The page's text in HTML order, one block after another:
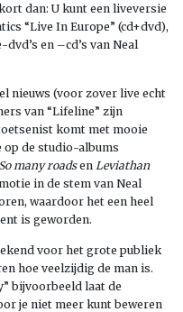
dan: U kunt een liveversie
“Live In Europe” (cd+dvd),
en –cd’s van Neal
nieuws (voor zover live echt
van “Lifeline” zijn
komt met mooie
op de studio-albums
So many roadsen Leviathan
in de stem van Neal
waardoor het een heel
is geworden.
voor het grote publiek
hoe veelzijdig de man is.
bijvoorbeeld laat de
je niet meer kunt beweren